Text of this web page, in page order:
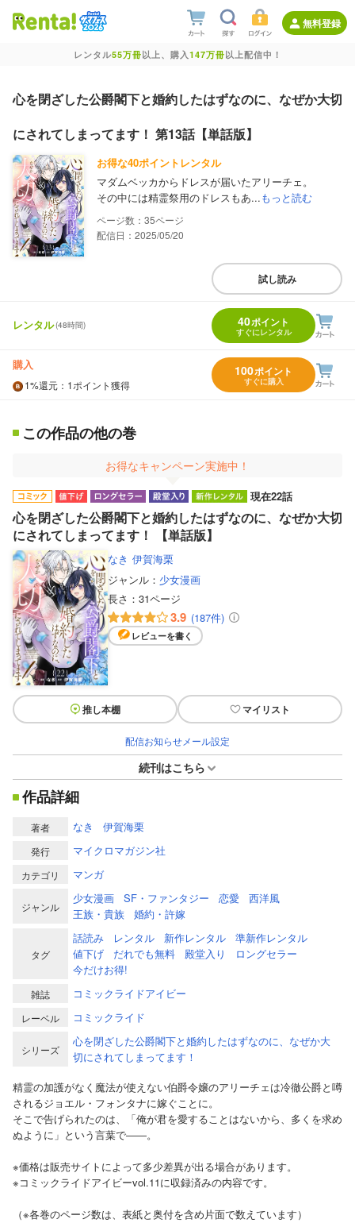
無料登録
レンタル55万冊以上、購入147万冊以上配信中！
心を閉ざした公爵閣下と婚約したはずなのに、なぜか大切
にされてしまってます！ 第13話【単話版】
お得な40ポイントレンタル
マダムベッカからドレスが届いたアリーチェ。
その中には精霊祭用のドレスもあ...もっと読む
35
配信日：2025/05/20
試し読み
レンタル(48時間) 40ポイント
すぐにレンタル
購入
1%還元 ：1ポイント獲得
100ポイント
すぐに購入
この作品の他の巻
お得なキャンペーン実施中！
現在22話
心を閉ざした公爵閣下と婚約したはずなのに、なぜか大切
にされてしまってます！ 【単話版】
なき 伊賀海栗
ジャンル： 少女漫画
長さ： 31ページ
3.9 (187件)
レビューを書く
推し本棚 マイリスト
配信お知らせメール設定
続刊はこちら
作品詳細
著者 なき 伊賀海栗
発行 マイクロマガジン社
カテゴリ マンガ
ジャンル
少女漫画 SF・ファンタジー 恋愛
西洋風
王族・貴族
婚約・許嫁
タグ
話読み レンタル 新作レンタル
準新作レンタル
値下げ
だれでも無料 殿堂入り
ロングセラー
今だけお得!
雑誌 コミックライドアイビー
レーベル コミックライド
シリーズ
心を閉ざした公爵閣下と婚約したはずなのに、なぜか大
切にされてしまってます！
精霊の加護がなく魔法が使えない伯爵令嬢のアリーチェは冷徹公爵と噂
されるジョエル・フォンタナに嫁ぐことに。
そこで告げられたのは、「俺が君を愛することはないから、多くを求め
ぬように」という言葉で――。
※価格は販売サイトによって多少差異が出る場合があります。
※コミックライドアイビーvol.11に収録済みの内容です。
（※各巻のページ数は、表紙と奥付を含め片面で数えています）